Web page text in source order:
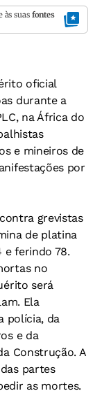
às suas fontes
oficial
durante a
na África do
e mineiros de
por
grevistas
de platina
e ferindo 78.
no
será
Ela
polícia, da
e da
Construção. A
partes
as mortes.